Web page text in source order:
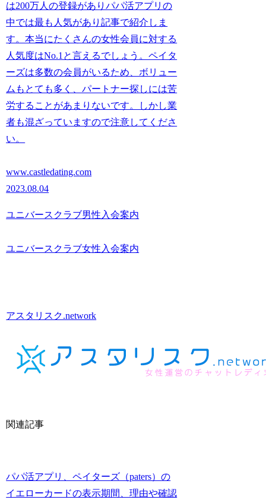
は200万人の登録がありパパ活アプリの
中では最も人気があり記事で紹介しま
す。本当にたくさんの女性会員に対する
人気度はNo.1と言えるでしょう。ペイタ
ーズは多数の会員がいるため、ボリュー
ムもとても多く、パートナー探しには苦
労することがあまりないです。しかし業
者も混ざっていますので注意してくださ
い。
www.castledating.com
2023.08.04
ユニバースクラブ男性入会案内
ユニバースクラブ女性入会案内
アスタリスク.network
関連記事
パパ活アプリ、ペイターズ（paters）の
イエローカードの表示期間、理由や確認